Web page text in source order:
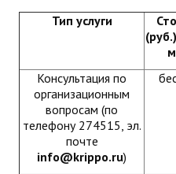
АНОНСЫ
Противодействие коррупции
В ПОМОЩЬ УЧИТЕЛЮ
Организация УВП
Тип услуги
Консультация по
организационным
вопросам (по
телефону 274515, эл.
почте
info@krippo.ru)